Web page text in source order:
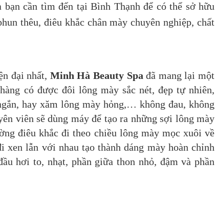
cần tìm đến tại Bình Thạnh để có thể sở hữu
thêu, điêu khắc chân mày chuyên nghiệp, chất
đại nhất, Minh Hà Beauty Spađã mang lại một
có được đôi lông mày sắc nét, đẹp tự nhiên,
hay xăm lông mày hỏng,… không đau, không
viên sẽ dùng máy để tạo ra những sợi lông mày
điêu khắc đi theo chiều lông mày mọc xuôi về
lẫn với nhau tạo thành dáng mày hoàn chỉnh
hơi to, nhạt, phần giữa thon nhỏ, đậm và phần